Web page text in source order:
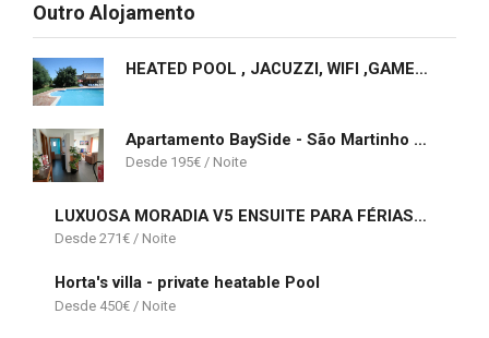
Outro Alojamento
HEATED POOL , JACUZZI, WIFI ,GAMES ROOMS,9 BEDROOMS
Apartamento BaySide - São Martinho do Porto
195€
LUXUOSA MORADIA V5 ENSUITE PARA FÉRIAS EM QUARTEIRA
271€
Horta's villa - private heatable Pool
450€